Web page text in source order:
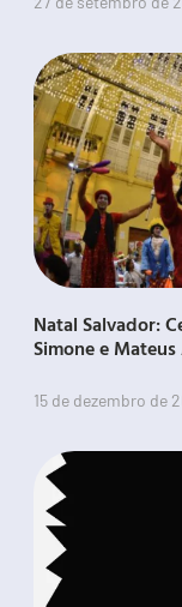
Natal Salvador:
Simone e
15 de dezembro de